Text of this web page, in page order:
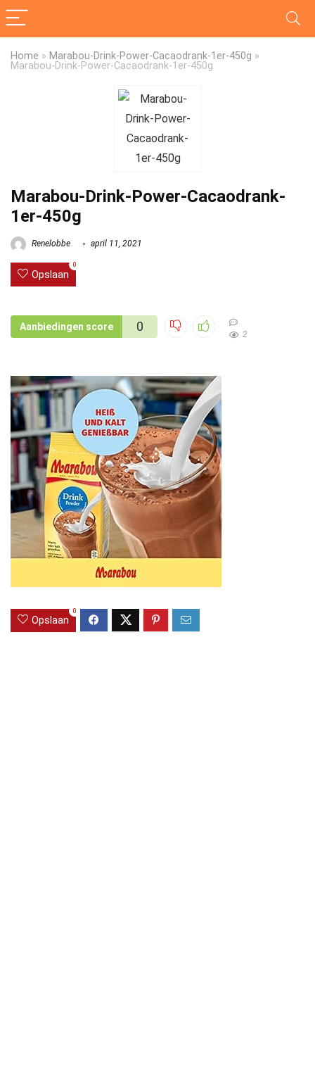
Home » Marabou-Drink-Power-Cacaodrank-1er-450g »
Marabou-Drink-Power-Cacaodrank-1er-450g
Marabou-Drink-Power-Cacaodrank-
1er-450g
Renelobbe april 11, 2021
Opslaan
0
Aanbiedingen score 0
2
Opslaan
0